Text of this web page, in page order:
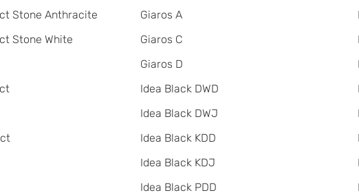
Stone Anthracite
Stone White
Giaros A
Giaros C
Giaros D
Idea Black DWD
Idea Black DWJ
Idea Black KDD
Idea Black KDJ
Idea Black PDD